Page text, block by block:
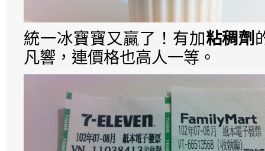
統一冰寶寶又贏了！有加粘稠劑
凡響，連價格也高人一等。